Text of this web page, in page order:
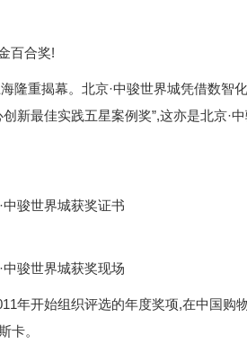
百合奖!
重揭幕。北京·中骏世界城凭借数智
新最佳实践五星案例奖”,这亦是北京·
骏世界城获奖证书
骏世界城获奖现场
开始组织评选的年度奖项,在中国购
卡。